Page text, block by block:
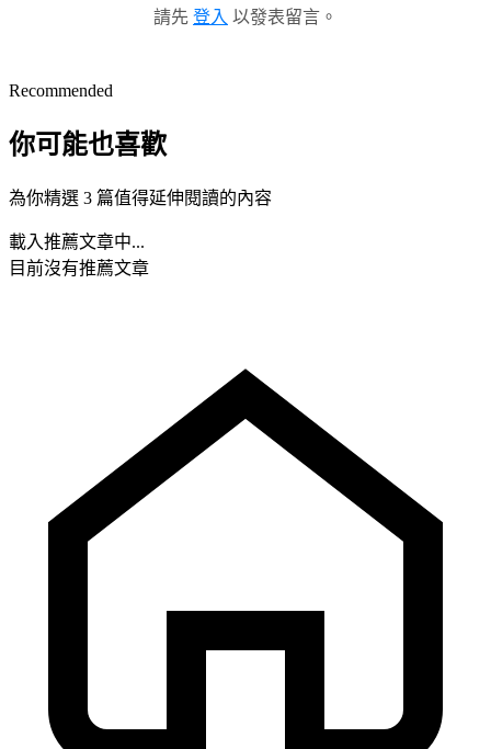
請先 登入 以發表留言。
Recommended
你可能也喜歡
為你精選 3 篇值得延伸閱讀的內容
載入推薦文章中...
目前沒有推薦文章